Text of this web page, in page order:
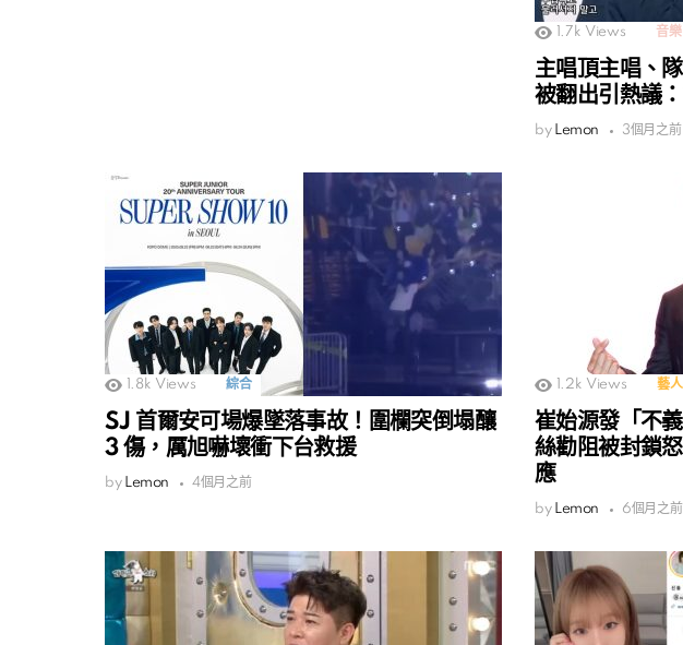
1.7k Views 音樂
主唱頂主唱、
被翻出引熱議
by Lemon 3個月之前
1.8k Views 綜合
SJ 首爾安可場爆墜落事故！圍欄突倒塌釀
3 傷，厲旭嚇壞衝下台救援
by Lemon 4個月之前
1.2k Views 藝人
崔始源發「不
絲勸阻被封鎖
應
by Lemon 6個月之前